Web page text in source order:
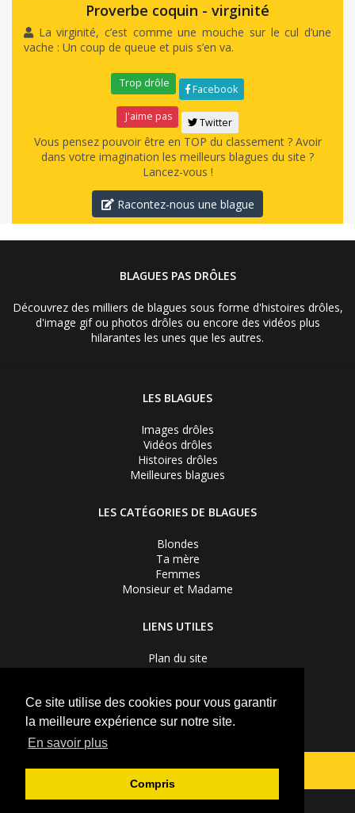
Ce site utilise des cookies pour vous garantir
la meilleure expérience sur notre site.
En savoir plus
Compris
Proverbe coquin - virginité
La virginité, c’est comme une mouche sur le cul d’une
vache : Un coup de queue et puis s’en va.
Trop drôle Facebook
J'aime pas Twitter
Vous pensez pouvoir être en TOP du classement ? Avoir
dans votre imagination les meilleurs blagues du site ?
Lancez-vous !
Racontez-nous une blague
BLAGUES PAS DRÔLES
Découvrez des milliers de blagues sous forme d'histoires drôles,
d'image gif ou photos drôles ou encore des vidéos plus
hilarantes les unes que les autres.
LES BLAGUES
Images drôles
Vidéos drôles
Histoires drôles
Meilleures blagues
LES CATÉGORIES DE BLAGUES
Blondes
Ta mère
Femmes
Monsieur et Madame
LIENS UTILES
Plan du site
Nous contacter
Mentions légales
Vie privée
Suivez-nous sur Facebook Youtube